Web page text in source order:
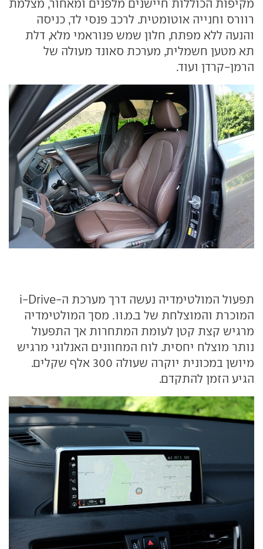
מקיפות הכוללות חיישנים מלפנים ומאחור, מצלמת
רוורס וחנייה אוטומטית. לרכב פנסי לד, כניסה
והנעה ללא מפתח, חלון שמש פנוראמי מלא, דלת
תא מטען חשמלית, מערכת סאונד מעולה של
הרמן-קרדן ועוד.
תפעול המולטימדיה נעשה דרך מערכת ה-i-Drive
המוכרת והמוצלחת של ב.מ.וו. מסך המולטימדיה
מרגיש קצת קטן לעומת המתחרות אך התפעול
נותר מוצלח יחסית. לוח המחוונים האנלוגי מרגיש
מיושן במכונית יוקרה שעולה 300 אלף שקלים.
הגיע הזמן להתקדם.